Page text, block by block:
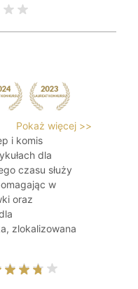
Pokaż więcej >>
i komis
dla
czasu służy
w
oraz
zlokalizowana